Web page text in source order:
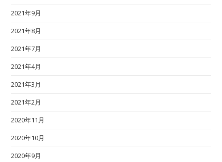
2021年9月
2021年8月
2021年7月
2021年4月
2021年3月
2021年2月
2020年11月
2020年10月
2020年9月